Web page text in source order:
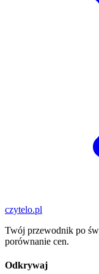
czytelo.pl
Twój przewodnik po
porównanie cen.
Odkrywaj